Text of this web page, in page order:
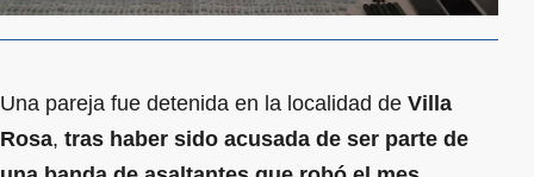
Una pareja fue detenida en la localidad de Villa
Rosa, tras haber sido acusada de ser parte de